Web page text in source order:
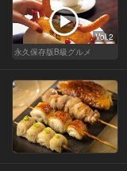
Vol.2
永久保存版B級グルメ